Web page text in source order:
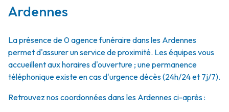
Ardennes
La présence de 0 agence funéraire dans les Ardennes
permet d'assurer un service de proximité. Les équipes vous
accueillent aux horaires d'ouverture ; une permanence
téléphonique existe en cas d'urgence décès (24h/24 et 7j/7).
Retrouvez nos coordonnées dans les Ardennes ci-après :